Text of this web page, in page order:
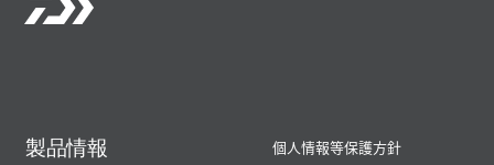
製品情報
個人情報等保護方針